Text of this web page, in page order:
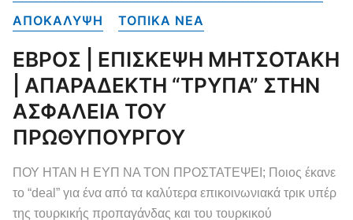
ΑΠΟΚΑΛΥΨΗ
ΤΟΠΙΚΑ NEA
ΕΒΡΟΣ | ΕΠΙΣΚΕΨΗ ΜΗΤΣΟΤΑΚΗ
| ΑΠΑΡΑΔΕΚΤΗ “ΤΡΥΠΑ” ΣΤΗΝ
ΑΣΦΑΛΕΙΑ ΤΟΥ
ΠΡΩΘΥΠΟΥΡΓΟΥ
ΠΟΥ ΗΤΑΝ Η ΕΥΠ ΝΑ ΤΟΝ ΠΡΟΣΤΑΤΕΨΕΙ; Ποιος έκανε
το “deal” για ένα από τα καλύτερα επικοινωνιακά τρικ υπέρ
της τουρκικής προπαγάνδας και του τουρκικού